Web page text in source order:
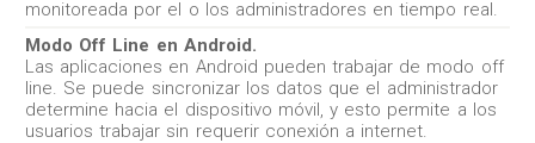
monitoreada por el o los administradores en tiempo real.
Modo Off Line en Android.
Las aplicaciones en Android pueden trabajar de modo off
line. Se puede sincronizar los datos que el administrador
determine hacia el dispositivo móvil, y esto permite a los
usuarios trabajar sin requerir conexión a internet.